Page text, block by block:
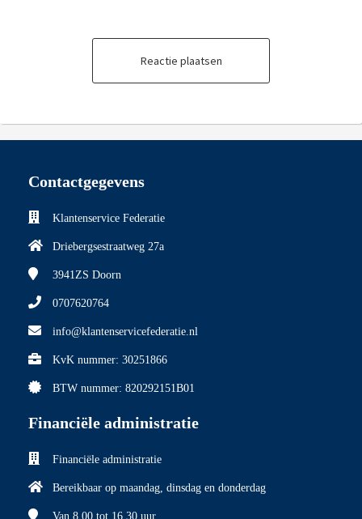
Reactie plaatsen
Contactgegevens
Klantenservice Federatie
Driebergsestraatweg 27a
3941ZS Doorn
0707620764
info@klantenservicefederatie.nl
KvK nummer: 30251866
BTW nummer: 820292151B01
Financiële administratie
Financiële administratie
Bereikbaar op maandag, dinsdag en donderdag
Van 8.00 tot 16.30 uur